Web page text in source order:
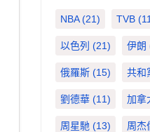
NBA(21) TVB
以色列 (21) 伊朗
俄羅斯 (15) 共和
劉德華 (11) 加拿
周星馳 (13) 周杰